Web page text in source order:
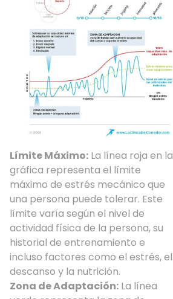
Límite Máximo: La línea roja en la
gráfica representa el límite
máximo de estrés mecánico que
una persona puede tolerar. Este
límite varía según el nivel de
actividad física de la persona, su
historial de entrenamiento e
incluso factores como el estrés, el
descanso y la nutrición.
Zona de Adaptación: La línea